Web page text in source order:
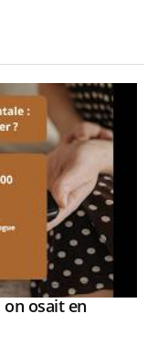
osait en
préparer pour